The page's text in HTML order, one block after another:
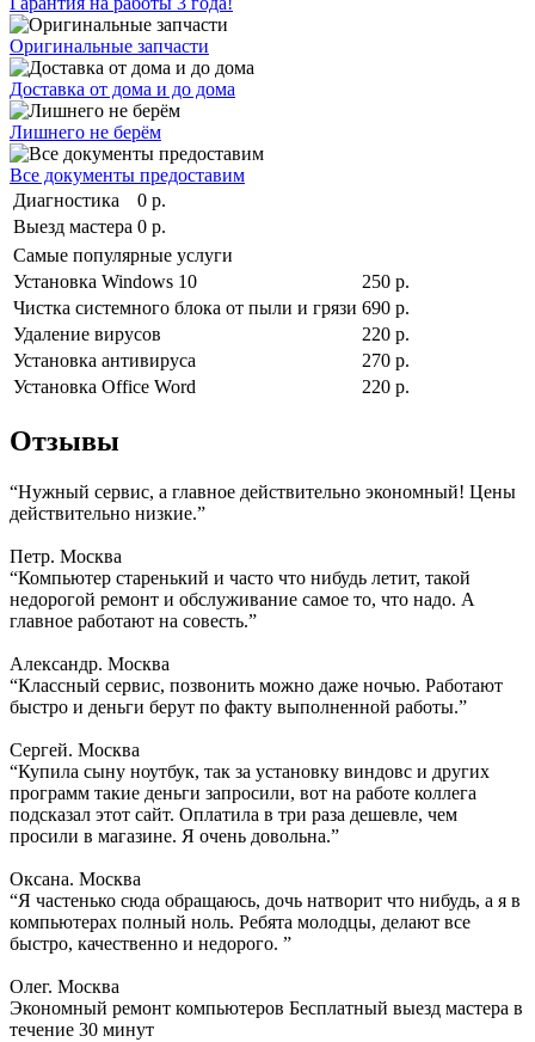
Оригинальные запчасти
Доставка от дома и до дома
Лишнего не берём
Все документы предоставим
Диагностика
0 р.
Выезд мастера 0 р.
Самые популярные услуги
Установка Windows 10
250 р.
Чистка системного блока от пыли и грязи 690 р.
Удаление вирусов
220 р.
Установка антивируса
270 р.
Установка Office Word
220 р.
Отзывы
“Нужный сервис, а главное действительно экономный! Цены
действительно низкие.”
Петр. Москва
“Компьютер старенький и часто что нибудь летит, такой
недорогой ремонт и обслуживание самое то, что надо. А
главное работают на совесть.”
Александр. Москва
“Классный сервис, позвонить можно даже ночью. Работают
быстро и деньги берут по факту выполненной работы.”
Сергей. Москва
“Купила сыну ноутбук, так за установку виндовс и других
программ такие деньги запросили, вот на работе коллега
подсказал этот сайт. Оплатила в три раза дешевле, чем
просили в магазине. Я очень довольна.”
Оксана. Москва
“Я частенько сюда обращаюсь, дочь натворит что нибудь, а я в
компьютерах полный ноль. Ребята молодцы, делают все
быстро, качественно и недорого. ”
Олег. Москва
Экономный ремонт компьютеров Бесплатный выезд мастера в
течение 30 минут